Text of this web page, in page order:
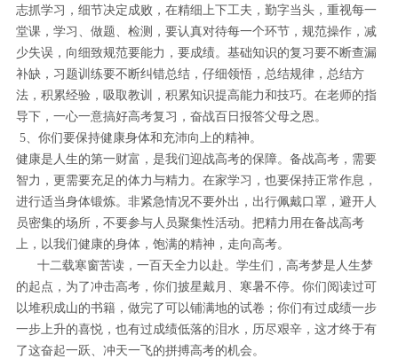
志抓学习，细节决定成败，在精细上下工夫，勤字当头，重视每一
堂课，学习、做题、检测，要认真对待每一个环节，规范操作，减
少失误，向细致规范要能力，要成绩。基础知识的复习要不断查漏
补缺，习题训练要不断纠错总结，仔细领悟，总结规律，总结方
法，积累经验，吸取教训，积累知识提高能力和技巧。在老师的指
导下，一心一意搞好高考复习，奋战百日报答父母之恩。
5、你们要保持健康身体和充沛向上的精神。
健康是人生的第一财富，是我们迎战高考的保障。备战高考，需要
智力，更需要充足的体力与精力。在家学习，也要保持正常作息，
进行适当身体锻炼。非紧急情况不要外出，出行佩戴口罩，避开人
员密集的场所，不要参与人员聚集性活动。把精力用在备战高考
上，以我们健康的身体，饱满的精神，走向高考。
十二载寒窗苦读，一百天全力以赴。学生们，高考梦是人生梦
的起点，为了冲击高考，你们披星戴月、寒暑不停。你们阅读过可
以堆积成山的书籍，做完了可以铺满地的试卷；你们有过成绩一步
一步上升的喜悦，也有过成绩低落的泪水，历尽艰辛，这才终于有
了这奋起一跃、冲天一飞的拼搏高考的机会。